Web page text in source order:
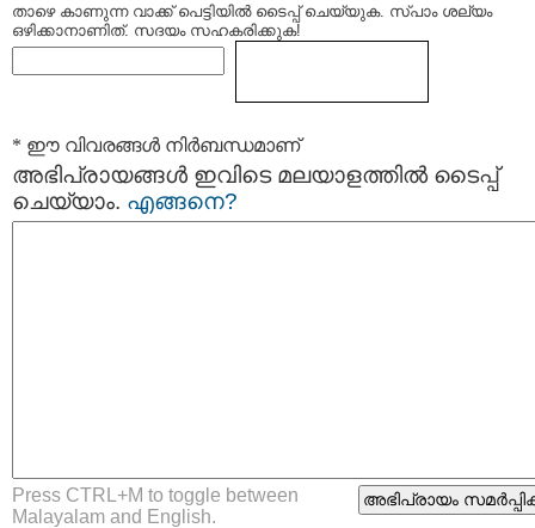
താഴെ കാണുന്ന വാക്ക് പെട്ടിയില്‍ ടൈപ്പ്‌ ചെയ്യുക. സ്പാം ശല്യം
ഒഴിക്കാനാണിത്. സദയം സഹകരിക്കുക!
* ഈ വിവരങ്ങള്‍ നിര്‍ബന്ധമാണ്
അഭിപ്രായങ്ങള്‍ ഇവിടെ മലയാളത്തില്‍ ടൈപ്പ്
ചെയ്യാം. എങ്ങനെ?
Press CTRL+M to toggle between
Malayalam and English.